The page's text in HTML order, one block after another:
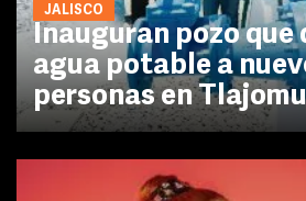
JALISCO
Inauguran pozo que
agua potable a
personas en